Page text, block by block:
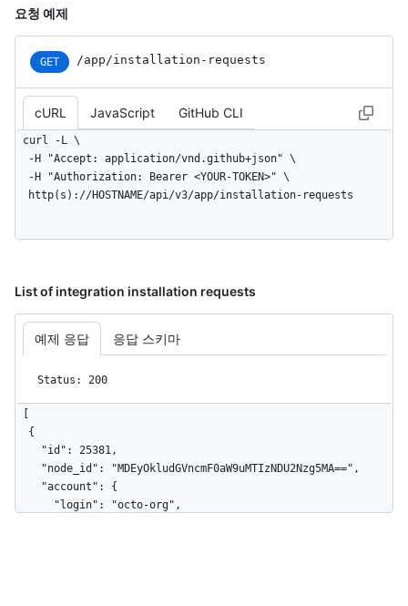
요청 예제
GET /app /installation-requests
cURL JavaScript GitHub CLI
curl -L \
  http(s)://HOSTNAME/api/v3/app/installation-requests
List of integration installation requests
예제 응답 응답 스키마
Status: 200
[